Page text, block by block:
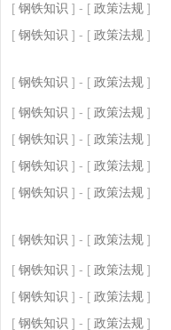
[ 钢铁知识 ] - [ 政策法规 ]
[ 钢铁知识 ] - [ 政策法规 ]
[ 钢铁知识 ] - [ 政策法规 ]
[ 钢铁知识 ] - [ 政策法规 ]
[ 钢铁知识 ] - [ 政策法规 ]
[ 钢铁知识 ] - [ 政策法规 ]
[ 钢铁知识 ] - [ 政策法规 ]
[ 钢铁知识 ] - [ 政策法规 ]
[ 钢铁知识 ] - [ 政策法规 ]
[ 钢铁知识 ] - [ 政策法规 ]
[ 钢铁知识 ] - [ 政策法规 ]